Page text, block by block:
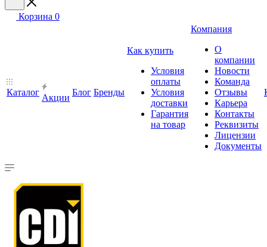
Корзина 0
Каталог
Акции
Блог Бренды
Как купить
Условия
оплаты
Условия
доставки
Гарантия
на товар
Компания
О
компании
Новости
Команда
Отзывы
Карьера
Контакты
Реквизиты
Лицензии
Документы